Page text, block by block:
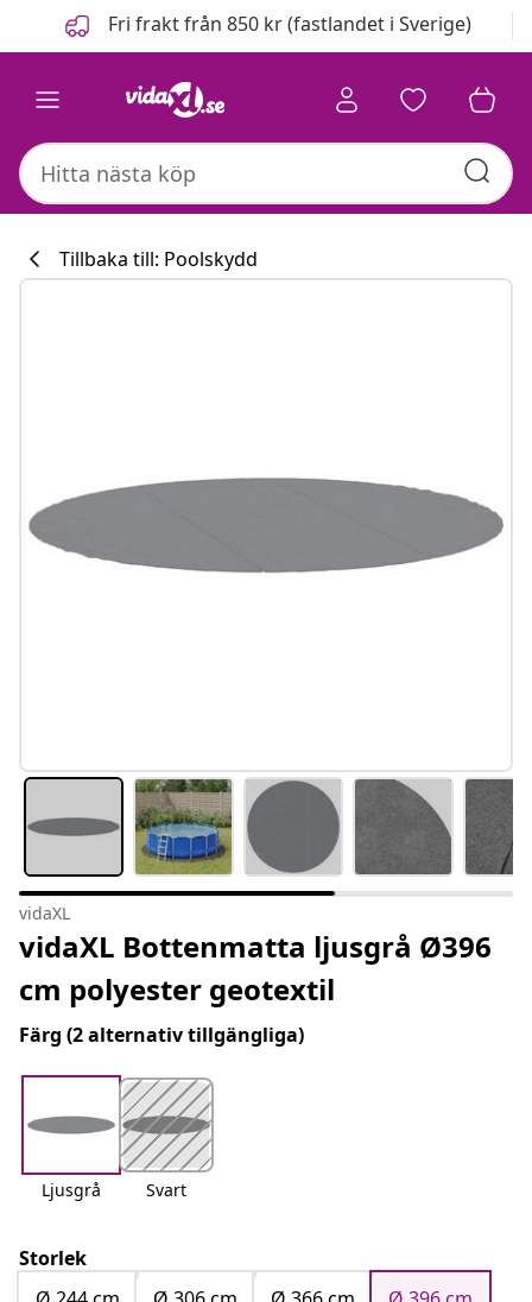
FöregåendeFri frakt från 850 kr (fastlandet i Sverige)
Tillbaka till: Poolskydd
vidaXL
vidaXL Bottenmatta ljusgrå Ø396
cm polyester geotextil
Färg (2 alternativ tillgängliga)
Ljusgrå Svart
Storlek